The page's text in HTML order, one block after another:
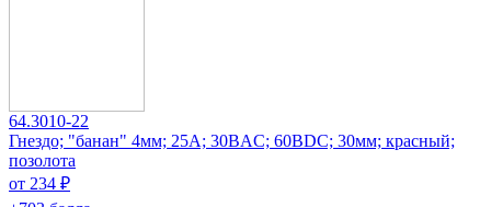
64.3010-22
Гнездо; "банан" 4мм; 25А; 30ВAC; 60ВDC; 30мм; красный;
позолота
от 234 ₽